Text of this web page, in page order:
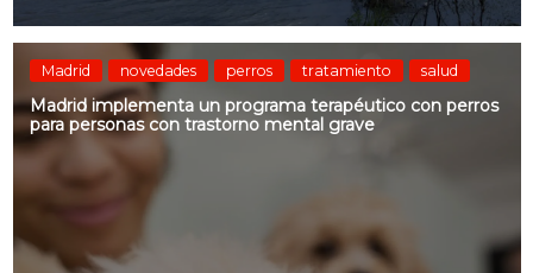
Madrid novedades perros tratamiento salud
Madrid implementa un programa terapéutico con perros
para personas con trastorno mental grave